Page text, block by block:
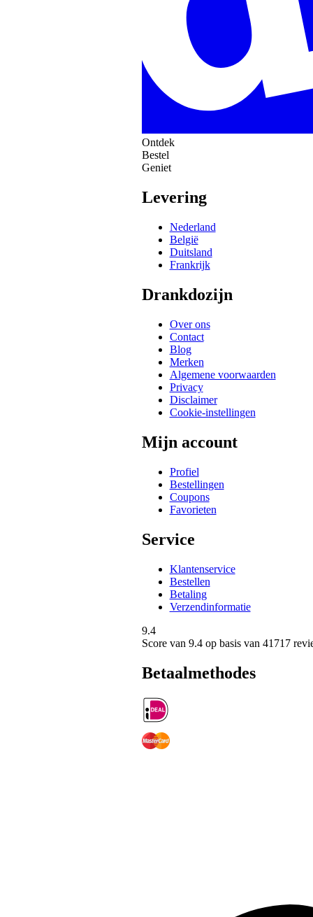
Ontdek
Bestel
Geniet
Levering
Nederland
België
Duitsland
Frankrijk
Drankdozijn
Over ons
Contact
Blog
Merken
Algemene voorwaarden
Privacy
Disclaimer
Cookie-instellingen
Mijn account
Profiel
Bestellingen
Coupons
Favorieten
Service
Klantenservice
Bestellen
Betaling
Verzendinformatie
9.4
Score van 9.4op basis van 41717
Betaalmethodes